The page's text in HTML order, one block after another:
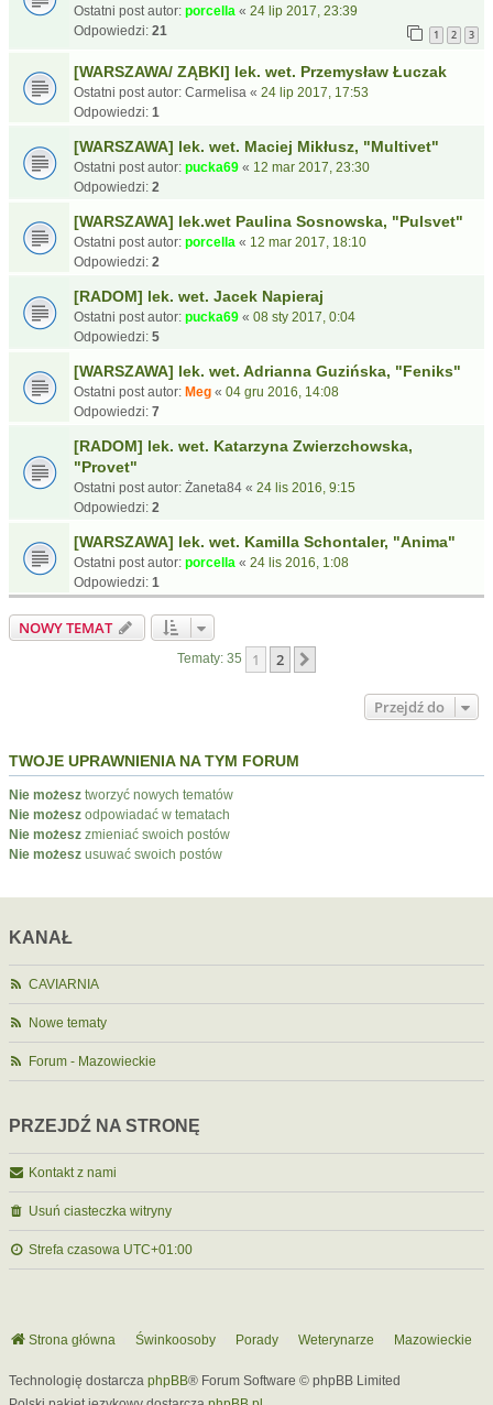
Ostatni post autor: porcella « 24 lip 2017, 23:39
Odpowiedzi: 21 1 2 3
[WARSZAWA/ ZĄBKI] lek. wet. Przemysław Łuczak
Ostatni post autor: Carmelisa « 24 lip 2017, 17:53
Odpowiedzi: 1
[WARSZAWA] lek. wet. Maciej Mikłusz, "Multivet"
Ostatni post autor: pucka69 « 12 mar 2017, 23:30
Odpowiedzi: 2
[WARSZAWA] lek.wet Paulina Sosnowska, "Pulsvet"
Ostatni post autor: porcella « 12 mar 2017, 18:10
Odpowiedzi: 2
[RADOM] lek. wet. Jacek Napieraj
Ostatni post autor: pucka69 « 08 sty 2017, 0:04
Odpowiedzi: 5
[WARSZAWA] lek. wet. Adrianna Guzińska, "Feniks"
Ostatni post autor: Meg « 04 gru 2016, 14:08
Odpowiedzi: 7
[RADOM] lek. wet. Katarzyna Zwierzchowska,
"Provet"
Ostatni post autor: Żaneta84 « 24 lis 2016, 9:15
Odpowiedzi: 2
[WARSZAWA] lek. wet. Kamilla Schontaler, "Anima"
Ostatni post autor: porcella « 24 lis 2016, 1:08
Odpowiedzi: 1
NOWY TEMAT
Tematy: 35 1 2
Przejdź do
TWOJE UPRAWNIENIA NA TYM FORUM
Nie możesz tworzyć nowych tematów
Nie możesz odpowiadać w tematach
Nie możesz zmieniać swoich postów
Nie możesz usuwać swoich postów
KANAŁ
CAVIARNIA
Nowe tematy
Forum - Mazowieckie
PRZEJDŹ NA STRONĘ
Kontakt z nami
Usuń ciasteczka witryny
Strefa czasowa UTC+01:00
Strona główna Świnkoosoby Porady Weterynarze Mazowieckie
Technologię dostarcza phpBB® Forum Software © phpBB Limited